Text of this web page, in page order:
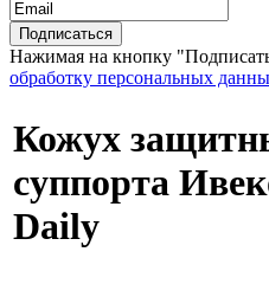
Нажимая на кнопку
обработку персональных
Кожух
суппорта
Daily